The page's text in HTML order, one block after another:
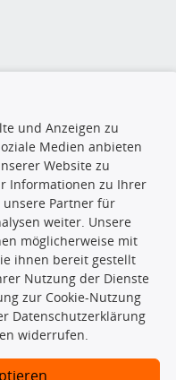
gesamte Datenbank dürfen
Datenbank ohne
zu verbreiten
zu lassen. Ein
und Anzeigen zu
Medien anbieten
Website zu
Informationen zu Ihrer
unsere Partner für
weiter. Unsere
möglicherweise mit
ihnen bereit gestellt
Nutzung der Dienste
zur Cookie-Nutzung
Datenschutzerklärung
widerrufen.